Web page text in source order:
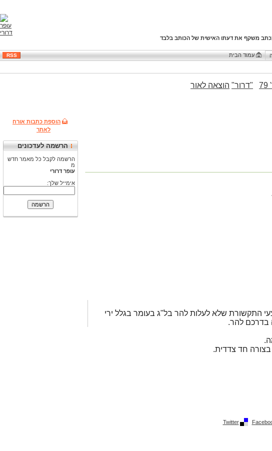
משקף את דעתו האישית של הכותב בלבד
RSS עמוד הבית
הוספת כתבות אורח
לאתר
הרשמה לעדכונים
הרשמה לקבל כל מאמר חדש
מ
עופר דרורי
אימייל שלך:
"דרור" הוצאה לאור
התקשורת שלא לעלות להר בל"ג בעומר בגלל ירי
בדרכם להר.
חד צדדית.
Twitter